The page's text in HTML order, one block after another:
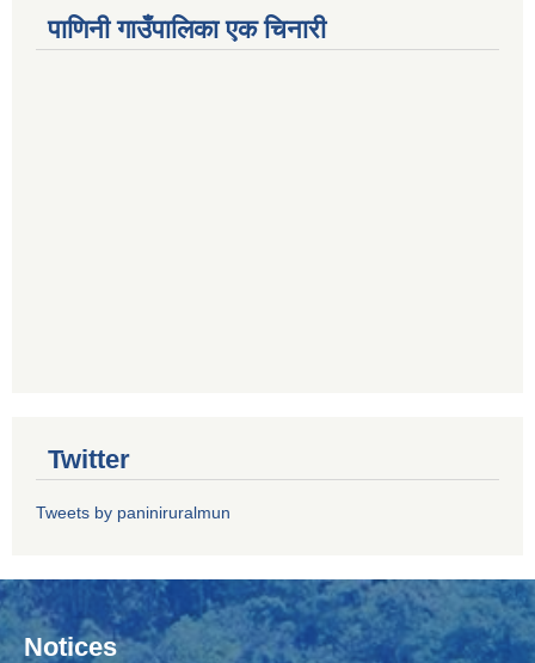
पाणिनी गाउँपालिका एक चिनारी
Twitter
Tweets by paniniruralmun
Notices